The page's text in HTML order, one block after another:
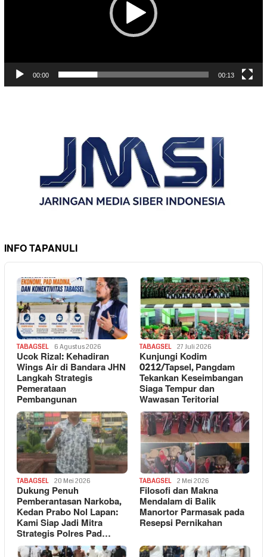
00:00 00:13
INFO TAPANULI
TABAGSEL 6 Agustus 2026
Ucok Rizal: Kehadiran
Wings Air di Bandara JHN
Langkah Strategis
Pemerataan
Pembangunan
TABAGSEL 27 Juli 2026
Kunjungi Kodim
0212/Tapsel, Pangdam
Tekankan Keseimbangan
Siaga Tempur dan
Wawasan Teritorial
TABAGSEL 20 Mei 2026
Dukung Penuh
Pemberantasan Narkoba,
Kedan Prabo Nol Lapan:
Kami Siap Jadi Mitra
Strategis Polres Pad…
TABAGSEL 2 Mei 2026
Filosofi dan Makna
Mendalam di Balik
Manortor Parmasak pada
Resepsi Pernikahan